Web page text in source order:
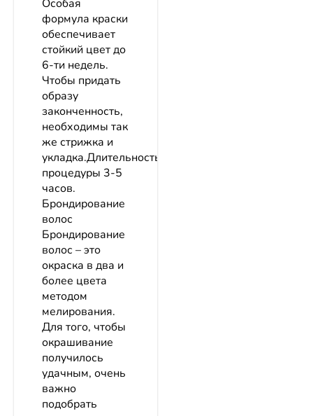
Особая
формула краски
обеспечивает
стойкий цвет до
6-ти недель.
Чтобы придать
образу
законченность,
необходимы так
же стрижка и
укладка.Длительность
процедуры 3-5
часов.
Брондирование
волос
Брондирование
волос – это
окраска в два и
более цвета
методом
мелирования.
Для того, чтобы
окрашивание
получилось
удачным, очень
важно
подобрать